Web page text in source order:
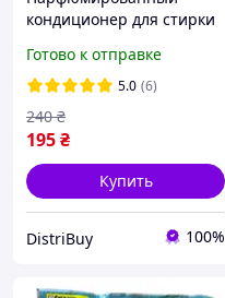
кондиционер для стирки
Цветочный букет 195 г
Готово к отправке
5.0 (6)
195₴
240 ₴
Купить
DistriBuy 100%